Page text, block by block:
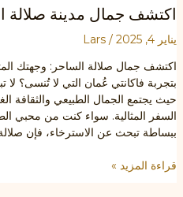
اكتشف جمال مدينة صلالة
يناير 4, 2025 /
Lars
اكتشف جمال صلالة الساحر: وجهتك
بتجربة فاكانتي عُمان التي لا تُنسى؟
حيث يجتمع الجمال الطبيعي والثقافة
السفر المثالية. سواء كنت من محبي
ببساطة تبحث عن الاسترخاء، فإن
اكتشف
قراءة المزيد »